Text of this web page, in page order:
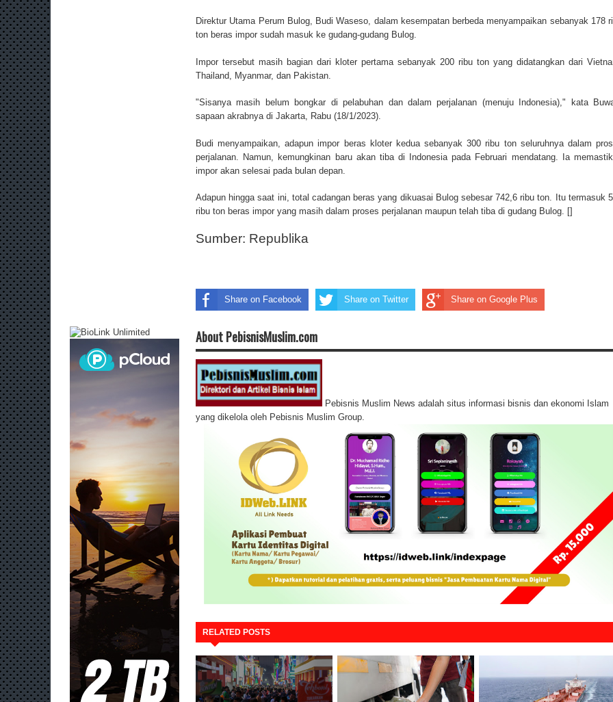
Direktur Utama Perum Bulog, Budi Waseso, dalam kesempatan berbeda menyampaikan sebanyak 178
ton beras impor sudah masuk ke gudang-gudang Bulog.
Impor tersebut masih bagian dari kloter pertama sebanyak 200 ribu ton yang didatangkan dari
Thailand, Myanmar, dan Pakistan.
"Sisanya masih belum bongkar di pelabuhan dan dalam perjalanan (menuju Indonesia)," kata
sapaan akrabnya di Jakarta, Rabu (18/1/2023).
Budi menyampaikan, adapun impor beras kloter kedua sebanyak 300 ribu ton seluruhnya dalam
perjalanan. Namun, kemungkinan baru akan tiba di Indonesia pada Februari mendatang. Ia
impor akan selesai pada bulan depan.
Adapun hingga saat ini, total cadangan beras yang dikuasai Bulog sebesar 742,6 ribu ton. Itu termasuk
ribu ton beras impor yang masih dalam proses perjalanan maupun telah tiba di gudang Bulog. []
Sumber: Republika
Share on Facebook Share on Twitter Share on Google Plus
About PebisnisMuslim.com
Pebisnis Muslim News adalah situs informasi bisnis dan ekonomi Islam
yang dikelola oleh Pebisnis Muslim Group.
RELATED POSTS